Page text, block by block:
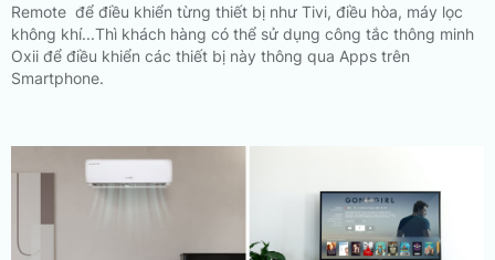
Remote để điều khiển từng thiết bị như Tivi, điều hòa, máy lọc
không khí...Thì khách hàng có thể sử dụng công tắc thông minh
Oxii để điều khiển các thiết bị này thông qua Apps trên
Smartphone.